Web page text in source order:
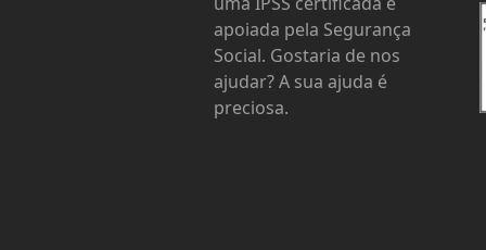
apoiada pela Segurança
Social. Gostaria de nos
ajudar? A sua ajuda é
preciosa.